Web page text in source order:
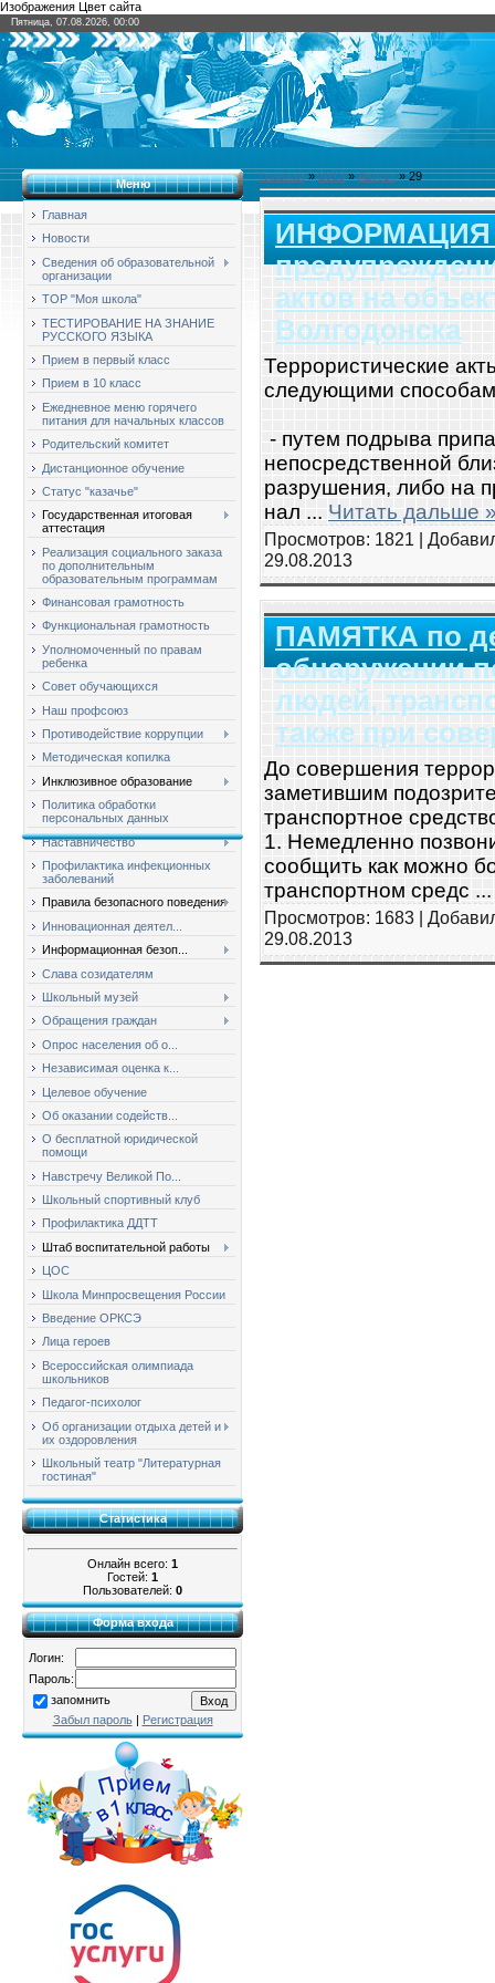
Изображения Цвет сайта
Пятница, 07.08.2026, 00:00
Меню
Главная
Новости
Сведения об образовательной
организации
ТОР "Моя школа"
ТЕСТИРОВАНИЕ НА ЗНАНИЕ
РУССКОГО ЯЗЫКА
Прием в первый класс
Прием в 10 класс
Ежедневное меню горячего
питания для начальных классов
Родительский комитет
Дистанционное обучение
Статус "казачье"
Государственная итоговая
аттестация
Реализация социального заказа
по дополнительным
образовательным программам
Финансовая грамотность
Функциональная грамотность
Уполномоченный по правам
ребенка
Совет обучающихся
Наш профсоюз
Противодействие коррупции
Методическая копилка
Инклюзивное образование
Политика обработки
персональных данных
Наставничество
Профилактика инфекционных
заболеваний
Правила безопасного поведения
Инновационная деятел...
Информационная безоп...
Слава созидателям
Школьный музей
Обращения граждан
Опрос населения об о...
Независимая оценка к...
Целевое обучение
Об оказании содейств...
О бесплатной юридической
помощи
Навстречу Великой По...
Школьный спортивный клуб
Профилактика ДДТТ
Штаб воспитательной работы
ЦОС
Школа Минпросвещения России
Введение ОРКСЭ
Лица героев
Всероссийская олимпиада
школьников
Педагог-психолог
Об организации отдыха детей и
их оздоровления
Школьный театр "Литературная
гостиная"
Статистика
Онлайн всего: 1
Гостей: 1
Пользователей: 0
Форма входа
Логин:
Пароль:
запомнить
Забыл пароль| Регистрация
Главная»2013 » Август » 29
ИНФОРМАЦИЯ
актов на
Волгодонска
Террористические
следующими
- путем подрыва
непосредственной
разрушения, либо на
нал ... Читать дальше
Просмотров: 1821 |
29.08.2013
ПАМЯТКА по
обнаружении
людей,
также при
До совершения
заметившим
транспортное
1. Немедленно
сообщить как можно
транспортном средс
Просмотров: 1683 |
29.08.2013